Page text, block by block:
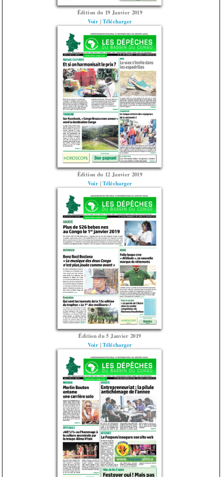
Édition du 19 Janvier 2019
Voir |Télécharger
Édition du 12 Janvier 2019
Voir |Télécharger
Édition du 5 Janvier 2019
Voir |Télécharger